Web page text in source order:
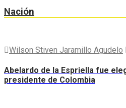
Nación
Wilson Stiven Jaramillo Agudelo
Abelardo de la Espriella fue
presidente de Colombia